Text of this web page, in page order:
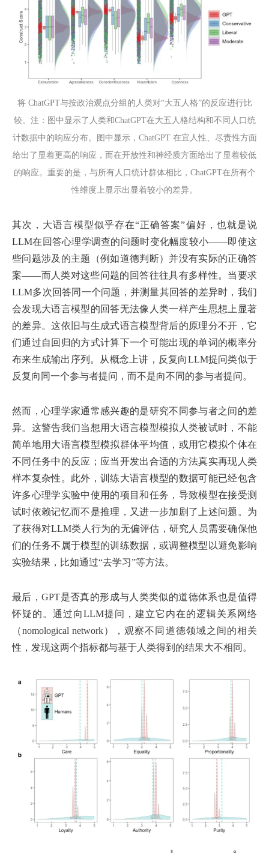
将 ChatGPT与按政治观点分组的人类对“大五人格”的反应进行比
较。注：图中显示了人类和ChatGPT在大五人格结构和不同人口统
计数据中的响应分布。图中显示，ChatGPT 在宜人性、尽责性方面
给出了显着更高的响应，而在开放性和神经质方面给出了显着较低
的响应。重要的是，与所有人口统计群体相比，ChatGPT在所有个
性维度上显示出显着较小的差异。
其次，大语言模型似乎存在“正确答案”偏好，也就是说
LLM在回答心理学调查的问题时变化幅度较小——即使这
些问题涉及的主题（例如道德判断）并没有实际的正确答
案——而人类对这些问题的回答往往具有多样性。当要求
LLM多次回答同一个问题，并测量其回答的差异时，我们
会发现大语言模型的回答无法像人类一样产生思想上显著
的差异。这依旧与生成式语言模型背后的原理分不开，它
们通过自回归的方式计算下一个可能出现的单词的概率分
布来生成输出序列。从概念上讲，反复向LLM提问类似于
反复向同一个参与者提问，而不是向不同的参与者提问。
然而，心理学家通常感兴趣的是研究不同参与者之间的差
异。这警告我们当想用大语言模型模拟人类被试时，不能
简单地用大语言模型模拟群体平均值，或用它模拟个体在
不同任务中的反应；应当开发出合适的方法真实再现人类
样本复杂性。此外，训练大语言模型的数据可能已经包含
许多心理学实验中使用的项目和任务，导致模型在接受测
试时依赖记忆而不是推理，又进一步加剧了上述问题。为
了获得对LLM类人行为的无偏评估，研究人员需要确保他
们的任务不属于模型的训练数据，或调整模型以避免影响
实验结果，比如通过“去学习”等方法。
最后，GPT是否真的形成与人类类似的道德体系也是值得
怀疑的。通过向LLM提问，建立它内在的逻辑关系网络
（nomological network），观察不同道德领域之间的相关
性，发现这两个指标都与基于人类得到的结果大不相同。